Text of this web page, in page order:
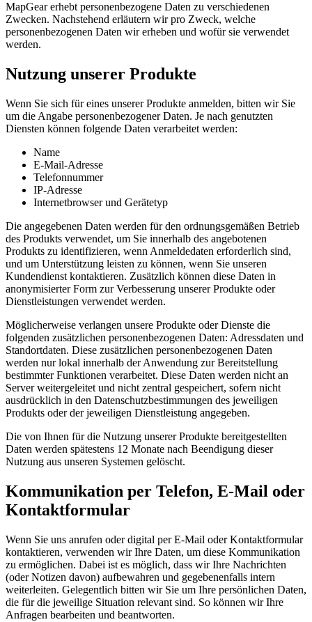
MapGear erhebt personenbezogene Daten zu verschiedenen
Zwecken. Nachstehend erläutern wir pro Zweck, welche
personenbezogenen Daten wir erheben und wofür sie verwendet
werden.
Nutzung unserer Produkte
Wenn Sie sich für eines unserer Produkte anmelden, bitten wir Sie
um die Angabe personenbezogener Daten. Je nach genutzten
Diensten können folgende Daten verarbeitet werden:
Name
E-Mail-Adresse
Telefonnummer
IP-Adresse
Internetbrowser und Gerätetyp
Die angegebenen Daten werden für den ordnungsgemäßen Betrieb
des Produkts verwendet, um Sie innerhalb des angebotenen
Produkts zu identifizieren, wenn Anmeldedaten erforderlich sind,
und um Unterstützung leisten zu können, wenn Sie unseren
Kundendienst kontaktieren. Zusätzlich können diese Daten in
anonymisierter Form zur Verbesserung unserer Produkte oder
Dienstleistungen verwendet werden.
Möglicherweise verlangen unsere Produkte oder Dienste die
folgenden zusätzlichen personenbezogenen Daten: Adressdaten und
Standortdaten. Diese zusätzlichen personenbezogenen Daten
werden nur lokal innerhalb der Anwendung zur Bereitstellung
bestimmter Funktionen verarbeitet. Diese Daten werden nicht an
Server weitergeleitet und nicht zentral gespeichert, sofern nicht
ausdrücklich in den Datenschutzbestimmungen des jeweiligen
Produkts oder der jeweiligen Dienstleistung angegeben.
Die von Ihnen für die Nutzung unserer Produkte bereitgestellten
Daten werden spätestens 12 Monate nach Beendigung dieser
Nutzung aus unseren Systemen gelöscht.
Kommunikation per Telefon, E-Mail oder
Kontaktformular
Wenn Sie uns anrufen oder digital per E-Mail oder Kontaktformular
kontaktieren, verwenden wir Ihre Daten, um diese Kommunikation
zu ermöglichen. Dabei ist es möglich, dass wir Ihre Nachrichten
(oder Notizen davon) aufbewahren und gegebenenfalls intern
weiterleiten. Gelegentlich bitten wir Sie um Ihre persönlichen Daten,
die für die jeweilige Situation relevant sind. So können wir Ihre
Anfragen bearbeiten und beantworten.